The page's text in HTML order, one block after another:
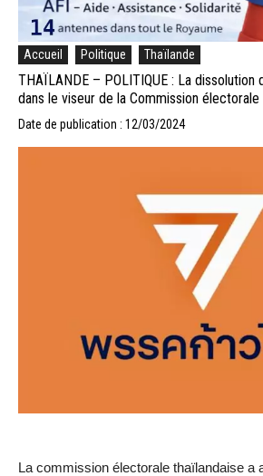
Accueil Politique Thaïlande
THAÏLANDE – POLITIQUE : La
dans le viseur de la Commission électorale
Date de publication : 12/03/2024
La commission électorale thaïlandaise a